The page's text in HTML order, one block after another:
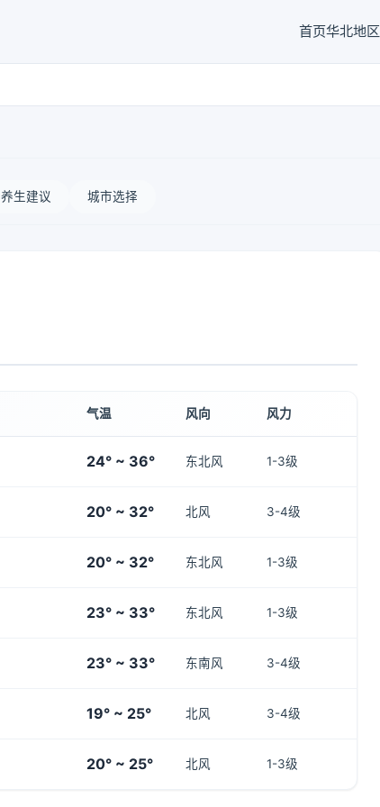
首页华北地区
养生建议 城市选择
气温 风向 风力
24° ~ 36° 东北风 1-3级
20° ~ 32° 北风 3-4级
20° ~ 32° 东北风 1-3级
23° ~ 33° 东北风 1-3级
23° ~ 33° 东南风 3-4级
19° ~ 25° 北风 3-4级
20° ~ 25° 北风 1-3级